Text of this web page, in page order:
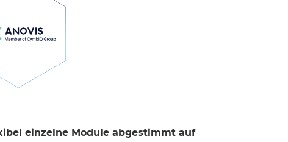
einzelne Module abgestimmt auf